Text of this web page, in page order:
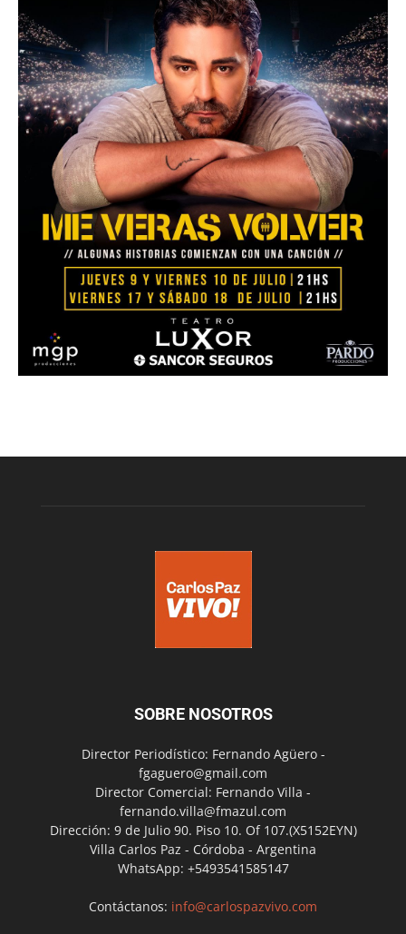
SOBRE NOSOTROS
Director Periodístico: Fernando Agüero -
fgaguero@gmail.com
Director Comercial: Fernando Villa -
fernando.villa@fmazul.com
Dirección: 9 de Julio 90. Piso 10. Of 107.(X5152EYN)
Villa Carlos Paz - Córdoba - Argentina
WhatsApp: +5493541585147
Contáctanos: info@carlospazvivo.com